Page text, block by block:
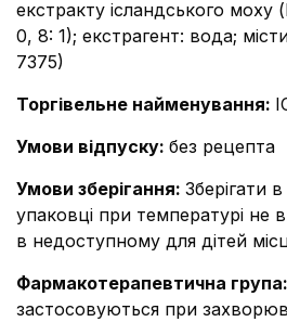
екстракту ісландського
0, 8: 1); екстрагент: вода;
7375)
Торгівельне найменування:
Умови відпуску: без рецепта
Умови зберігання: Зберігати
упаковці при температурі не
в недоступному для дітей
Фармакотерапевтична група:
застосовуються при